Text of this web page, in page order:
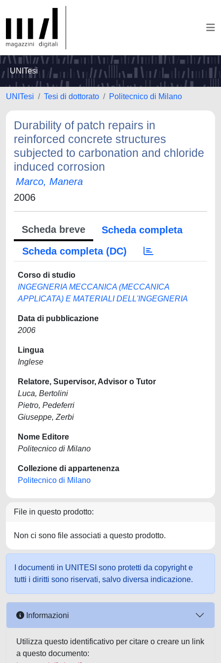
UNITesi
UNITesi Tesi di dottorato Politecnico di Milano
Durability of patch repairs in
reinforced concrete structures
subjected to carbonation and chloride
induced corrosion
Marco, Manera
2006
Scheda breve
Scheda completa
Scheda completa (DC)
Corso di studio
INGEGNERIA MECCANICA (MECCANICA
APPLICATA) E MATERIALI DELL'INGEGNERIA
Data di pubblicazione
2006
Lingua
Inglese
Relatore, Supervisor, Advisor o Tutor
Luca, Bertolini
Pietro, Pedeferri
Giuseppe, Zerbi
Nome Editore
Politecnico di Milano
Collezione di appartenenza
Politecnico di Milano
File in questo prodotto:
Non ci sono file associati a questo prodotto.
I documenti in UNITESI sono protetti da copyright e
tutti i diritti sono riservati, salvo diversa indicazione.
Informazioni
Utilizza questo identificativo per citare o creare un link
a questo documento: